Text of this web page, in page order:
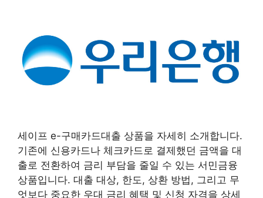
세이프 e-구매카드대출 상품을 자세히 소개합니다.
기존에 신용카드나 체크카드로 결제했던 금액을 대
출로 전환하여 금리 부담을 줄일 수 있는 서민금융
상품입니다. 대출 대상, 한도, 상환 방법, 그리고 무
엇보다 중요한 우대 금리 혜택 및 신청 자격을 상세